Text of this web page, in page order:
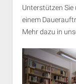
Unterstützen Sie
einem
Mehr dazu in